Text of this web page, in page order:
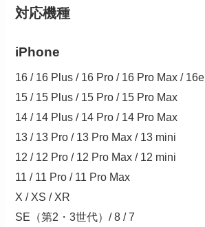
対応機種
iPhone
16 / 16 Plus / 16 Pro / 16 Pro Max / 16e
15 / 15 Plus / 15 Pro / 15 Pro Max
14 / 14 Plus / 14 Pro / 14 Pro Max
13 / 13 Pro / 13 Pro Max / 13 mini
12 / 12 Pro / 12 Pro Max / 12 mini
11 / 11 Pro / 11 Pro Max
X / XS / XR
SE（第2・3世代）/ 8 / 7